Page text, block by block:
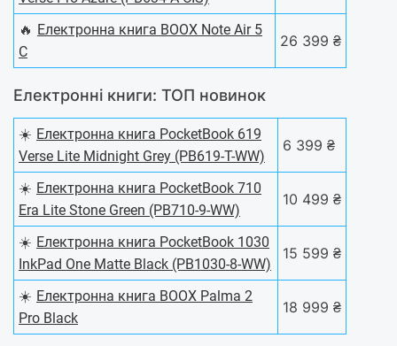
🔥 Електронна книга BOOX Note Air 5
C
26 399 ₴
Електронні книги: ТОП новинок
☀️ Електронна книга PocketBook 619
Verse Lite Midnight Grey (PB619-T-WW)
6 399 ₴
☀️ Електронна книга PocketBook 710
Era Lite Stone Green (PB710-9-WW)
10 499 ₴
☀️ Електронна книга PocketBook 1030
InkPad One Matte Black (PB1030-8-WW)
15 599 ₴
☀️ Електронна книга BOOX Palma 2
Pro Black
18 999 ₴